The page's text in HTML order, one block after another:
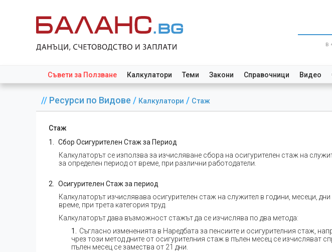
в
Съвети за Ползване Калкулатори Теми Закони Справочници Видео
// Ресурси по Видове / Калкулатори / Стаж
Стаж
Сбор Осигурителен Стаж за Период
Калкулаторът се използва за изчисляване сбора на осигурителен стаж на
за определен период от време, при различни работодатели.
Осигурителен Стаж за период
Калкулаторът изчислявава осигурителен стаж на служител в години, месеци,
време, при трета категория труд.
Калкулаторът дава възможност стажът да се изчислява по два метода:
Съгласно измененията в Наредбата за пенсиите и осигурителния стаж,
чрез този метод дните от осигурителния стаж в пълен месец се изчисляват
пълен месец се замества от 21 дни.